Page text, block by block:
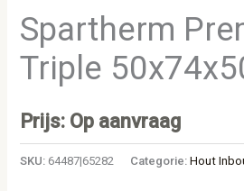
Spartherm
Triple
Prijs: Op aanvraag
SKU: 64487|65282 Categorie:Hout